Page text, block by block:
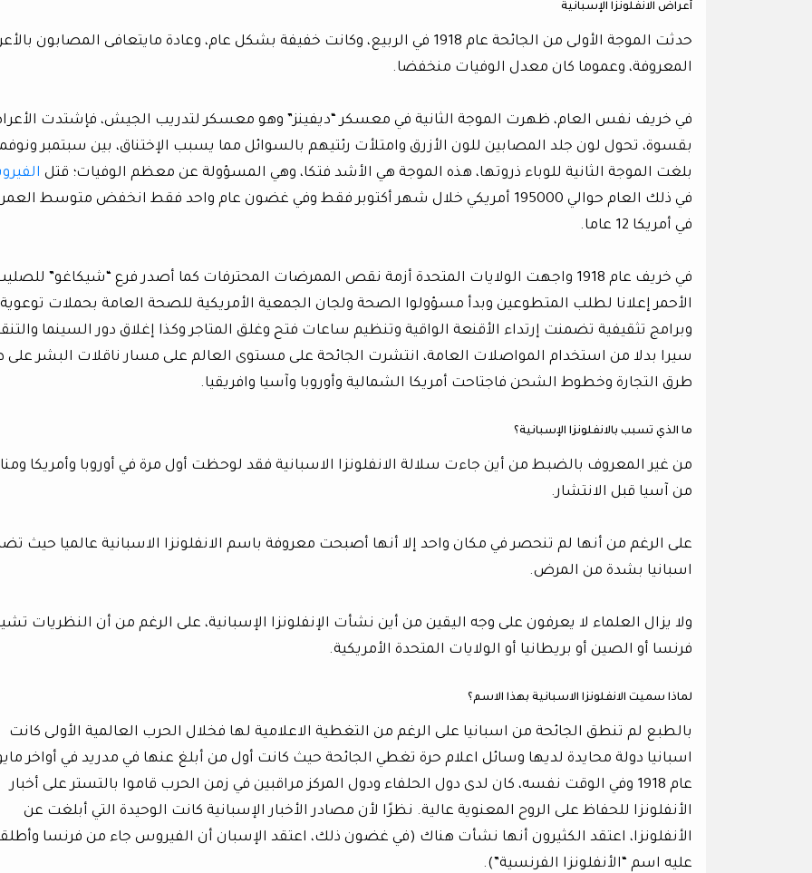
أعراض الانفلونزا الإسبانية
حدثت الموجة الأولى من الجائحة عام 1918 في الربيع، وكانت خفيفة بشكل عام، وعادة مايتعافى المصابون
المعروفة، وعموما كان معدل الوفيات منخفضا.
في خريف نفس العام، ظهرت الموجة الثانية في معسكر “ديفينز” وهو معسكر لتدريب الجيش، فإشتدت
بقسوة، تحول لون جلد المصابين للون الأزرق وامتلأت رئتيهم بالسوائل مما يسبب الإختناق، بين سبتمبر
بلغت الموجة الثانية للوباء ذروتها، هذه الموجة هي الأشد فتكا، وهي المسؤولة عن معظم الوفيات؛ قتل
في ذلك العام حوالي 195000 أمريكي خلال شهر أكتوبر فقط وفي غضون عام واحد فقط انخفض متوسط
في أمريكا 12 عاما.
في خريف عام 1918 واجهت الولايات المتحدة أزمة نقص الممرضات المحترفات كما أصدر فرع “شيكاغو”
الأحمر إعلانا لطلب المتطوعين وبدأ مسؤولوا الصحة ولجان الجمعية الأمريكية للصحة العامة بحملات توعوية
وبرامج تثقيفية تضمنت إرتداء الأقنعة الواقية وتنظيم ساعات فتح وغلق المتاجر وكذا إغلاق دور السينما
سيرا بدلا من استخدام المواصلات العامة، انتشرت الجائحة على مستوى العالم على مسار ناقلات البشر
طرق التجارة وخطوط الشحن فاجتاحت أمريكا الشمالية وأوروبا وآسيا وافريقيا.
ما الذي تسبب بالانفلونزا الإسبانية؟
من غير المعروف بالضبط من أين جاءت سلالة الانفلونزا الاسبانية فقد لوحظت أول مرة في أوروبا وأمريكا
من آسيا قبل الانتشار.
على الرغم من أنها لم تنحصر في مكان واحد إلا أنها أصبحت معروفة باسم الانفلونزا الاسبانية عالميا حيث
اسبانيا بشدة من المرض.
ولا يزال العلماء لا يعرفون على وجه اليقين من أين نشأت الإنفلونزا الإسبانية، على الرغم من أن النظريات
فرنسا أو الصين أو بريطانيا أو الولايات المتحدة الأمريكية.
لماذا سميت الانفلونزا الاسبانية بهذا الاسم؟
بالطبع لم تنطق الجائحة من اسبانيا على الرغم من التغطية الاعلامية لها فخلال الحرب العالمية الأولى كانت
اسبانيا دولة محايدة لديها وسائل اعلام حرة تغطي الجائحة حيث كانت أول من أبلغ عنها في مدريد في أواخر
عام 1918 وفي الوقت نفسه، كان لدى دول الحلفاء ودول المركز مراقبين في زمن الحرب قاموا بالتستر على أخبار
الأنفلونزا للحفاظ على الروح المعنوية عالية. نظرًا لأن مصادر الأخبار الإسبانية كانت الوحيدة التي أبلغت عن
الأنفلونزا، اعتقد الكثيرون أنها نشأت هناك (في غضون ذلك، اعتقد الإسبان أن الفيروس جاء من فرنسا
عليه اسم “الأنفلونزا الفرنسية”).